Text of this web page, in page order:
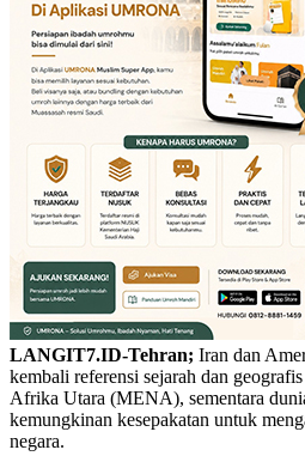
LANGIT7.ID-Tehran; Iran dan
kembali referensi sejarah dan
Afrika Utara (MENA), sementara
kemungkinan kesepakatan untuk
negara.